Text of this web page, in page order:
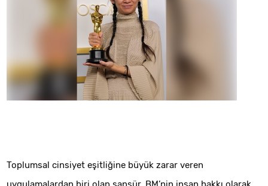
Toplumsal cinsiyet eşitliğine büyük zarar veren